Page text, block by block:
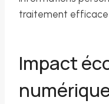
traitement efficace
Impact